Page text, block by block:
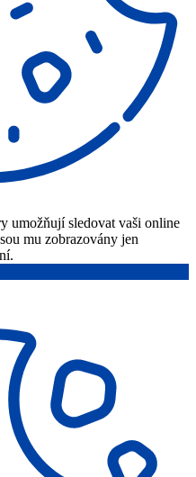
umožňují sledovat vaši online
mu zobrazovány jen